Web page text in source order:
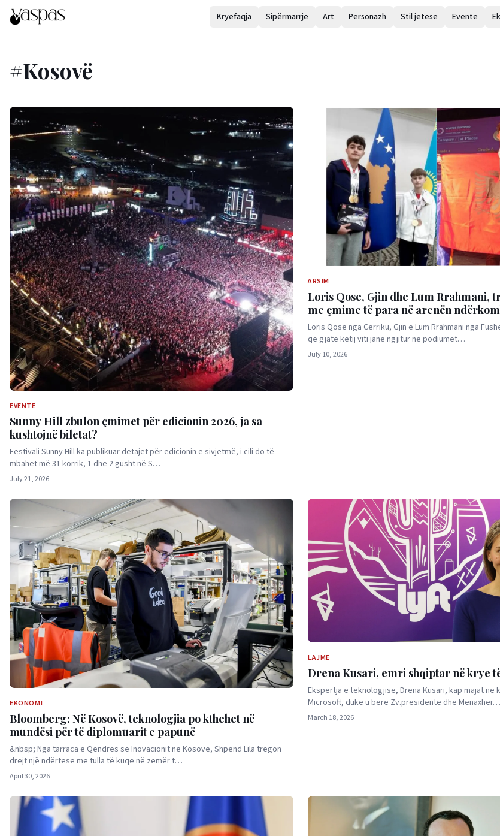
Kryefaqja Sipërmarrje Art Personazh Stil jetese Evente
#Kosovë
EVENTE
Sunny Hill zbulon çmimet për edicionin 2026, ja sa
kushtojnë biletat?
Festivali Sunny Hill ka publikuar detajet për edicionin e sivjetmë, i cili do të
mbahet më 31 korrik, 1 dhe 2 gusht në S…
July 21, 2026
ARSIM
Loris Qose, Gjin dhe Lum Rrahmani,
me çmime të para në arenën
dhe teknologjisë
Loris Qose nga Cërriku, Gjin e Lum Rrahmani nga
që gjatë këtij viti janë ngjitur në podiumet…
July 10, 2026
EKONOMI
Bloomberg: Në Kosovë, teknologjia po kthehet në
mundësi për të diplomuarit e papunë
&nbsp; Nga tarraca e Qendrës së Inovacionit në Kosovë, Shpend Lila tregon
drejt një ndërtese me tulla të kuqe në zemër t…
April 30, 2026
LAJME
Drena Kusari, emri shqiptar në krye
Ekspertja e teknologjisë, Drena Kusari, kap majat në
Microsoft, duke u bërë Zv.presidente dhe Menaxher…
March 18, 2026